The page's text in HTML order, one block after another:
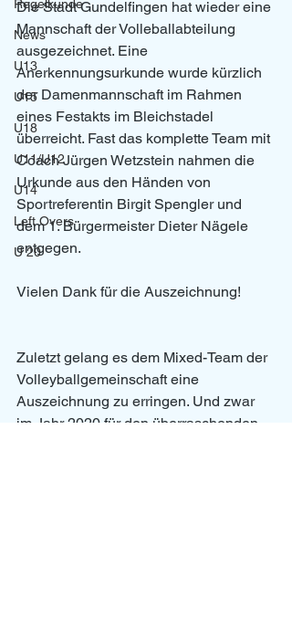
Regelkunde
News
U13
U15
U18
U11/U12
U14
Left Overs
U 20
Die Stadt Gundelfingen hat wieder eine
Mannschaft der Volleballabteilung
ausgezeichnet. Eine
Anerkennungsurkunde wurde kürzlich
der Damenmannschaft im Rahmen
eines Festakts im Bleichstadel
überreicht. Fast das komplette Team mit
Coach Jürgen Wetzstein nahmen die
Urkunde aus den Händen von
Sportreferentin Birgit Spengler und
dem 1. Bürgermeister Dieter Nägele
entgegen.
Vielen Dank für die Auszeichnung!
Zuletzt gelang es dem Mixed-Team der
Volleyballgemeinschaft eine
Auszeichnung zu erringen. Und zwar
im Jahr 2020 für den überraschenden